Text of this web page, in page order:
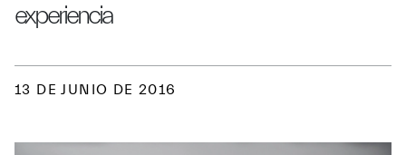
experiencia
13 DE JUNIO DE 2016